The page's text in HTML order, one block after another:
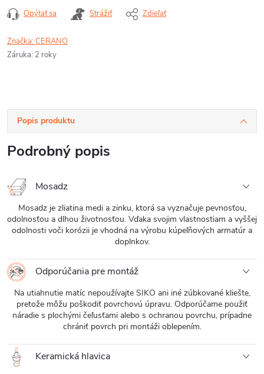
Opýtať sa Strážiť Zdieľať
Značka:CERANO
Záruka: 2 roky
Popis produktu
Podrobný popis
Mosadz
Mosadz je zliatina medi a zinku, ktorá sa vyznačuje pevnosťou,
odolnosťou a dlhou životnosťou. Vďaka svojim vlastnostiam a vyššej
odolnosti voči korózii je vhodná na výrobu kúpeľňových armatúr a
doplnkov.
Odporúčania pre montáž
Na utiahnutie matíc nepoužívajte SIKO ani iné zúbkované kliešte,
pretože môžu poškodiť povrchovú úpravu. Odporúčame použiť
náradie s plochými čeľusťami alebo s ochranou povrchu, prípadne
chrániť povrch pri montáži oblepením.
Keramická hlavica